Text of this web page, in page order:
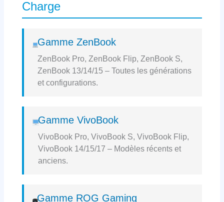
Charge
Gamme ZenBook
ZenBook Pro, ZenBook Flip, ZenBook S,
ZenBook 13/14/15 – Toutes les générations
et configurations.
Gamme VivoBook
VivoBook Pro, VivoBook S, VivoBook Flip,
VivoBook 14/15/17 – Modèles récents et
anciens.
Gamme ROG Gaming